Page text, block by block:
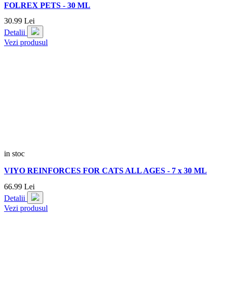
FOLREX PETS - 30 ML
30.99 Lei
Detalii
Vezi produsul
in stoc
VIYO REINFORCES FOR CATS ALL AGES - 7 x 30 ML
66.99 Lei
Detalii
Vezi produsul